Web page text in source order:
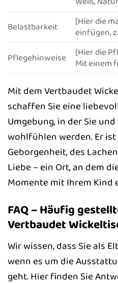
Belastbarkeit
[Hier die
einfügen,
Pflegehinweise
[Hier die
Mit einem
Mit dem Vertbaudet
schaffen Sie eine
Umgebung, in der Sie
wohlfühlen werden. Er
Geborgenheit, des
Liebe – ein Ort, an dem
Momente mit Ihrem Kind
FAQ – Häufig
Vertbaudet
Wir wissen, dass Sie als
wenn es um die
geht. Hier finden Sie